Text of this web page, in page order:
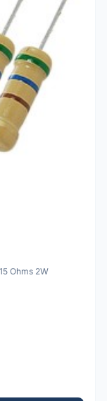
Ohms 2W